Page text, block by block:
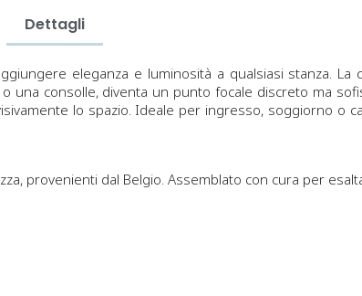
Dettagli
eleganza e luminosità a qualsiasi stanza.
consolle, diventa un punto focale discreto ma
lo spazio. Ideale per ingresso, soggiorno o
provenienti dal Belgio. Assemblato con cura per